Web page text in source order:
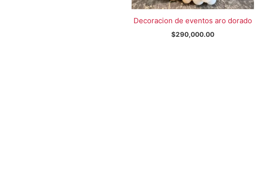
Decoracion de eventos aro dorado
$290,000.00